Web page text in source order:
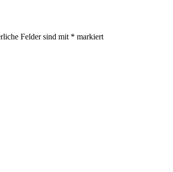
Felder sind mit * markiert